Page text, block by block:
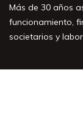
Más de 30 años
funcionamiento,
societarios y